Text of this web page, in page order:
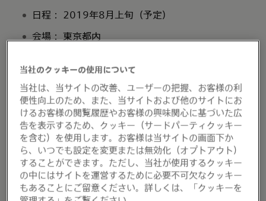
日程： 2019年8月上旬（予定）
会場： 東京都内
店他
概要：
選出されたスタートアップ各社にはプレゼンテー
ションを行っていただき、当日中に受賞企業2社
が発表されます。
Mastercardが選出する「Mastercardアワー
ド」とオーディエンスの投票によって選出される
「オーディエンスアワード」の2つがあり、受賞
者が決まります。
当社のクッキーの使用について
当社は、当サイトの改善、ユーザーの把握、お客様の利
便性向上のため、また、当サイトおよび他のサイトにお
けるお客様の閲覧履歴やお客様の興味関心に基づいた広
告を表示するため、クッキー（サードパーティクッキー
を含む）を使用します。お客様は当サイトの画面下か
ら、いつでも設定を変更または無効化（オプトアウト）
することができます。ただし、当社が使用するクッキー
の中にはサイトを運営するために必要不可欠なクッキー
もあることにご留意ください。詳しくは、「クッキーを